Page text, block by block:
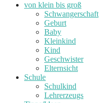
von klein bis groß
Schwangerschaft
Geburt
Baby
Kleinkind
Kind
Geschwister
Elternsicht
Schule
Schulkind
Lehrerzeugs